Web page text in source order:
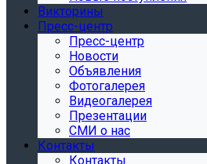
Викторины
Пресс-центр
Пресс-центр
Новости
Объявления
Фотогалерея
Видеогалерея
Презентации
СМИ о нас
Контакты
Контакты